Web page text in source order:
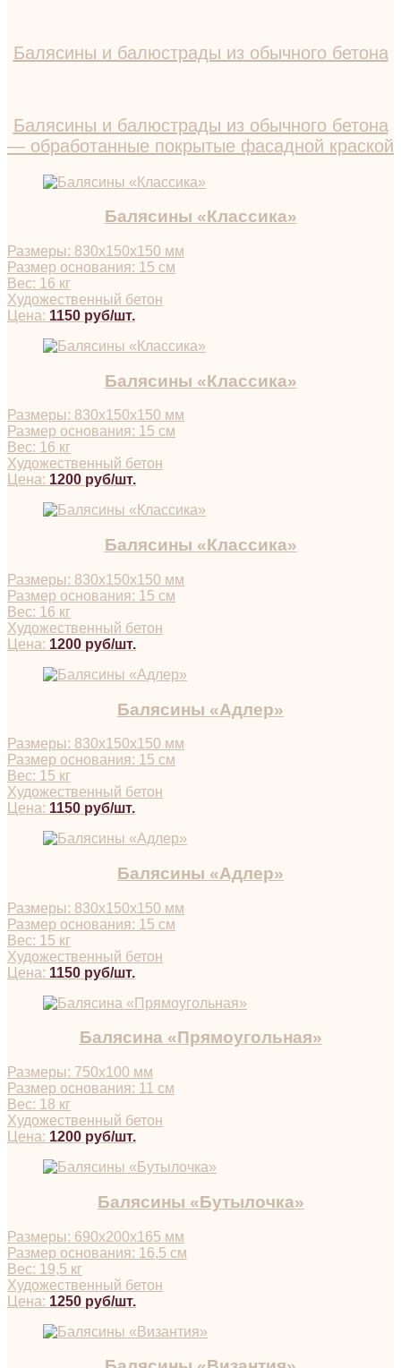
Балясины и балюстрады из обычного бетона
Балясины и балюстрады из обычного бетона
— обработанные покрытые фасадной краской
Балясины «Классика»
Размеры: 830х150х150 мм
Размер основания: 15 см
Вес: 16 кг
Художественный бетон
Цена: 1150 руб/шт.
Балясины «Классика»
Размеры: 830х150х150 мм
Размер основания: 15 см
Вес: 16 кг
Художественный бетон
Цена: 1200 руб/шт.
Балясины «Классика»
Размеры: 830х150х150 мм
Размер основания: 15 см
Вес: 16 кг
Художественный бетон
Цена: 1200 руб/шт.
Балясины «Адлер»
Размеры: 830х150х150 мм
Размер основания: 15 см
Вес: 15 кг
Художественный бетон
Цена: 1150 руб/шт.
Балясины «Адлер»
Размеры: 830х150х150 мм
Размер основания: 15 см
Вес: 15 кг
Художественный бетон
Цена: 1150 руб/шт.
Балясина «Прямоугольная»
Размеры: 750х100 мм
Размер основания: 11 см
Вес: 18 кг
Художественный бетон
Цена: 1200 руб/шт.
Балясины «Бутылочка»
Размеры: 690х200х165 мм
Размер основания: 16,5 см
Вес: 19,5 кг
Художественный бетон
Цена: 1250 руб/шт.